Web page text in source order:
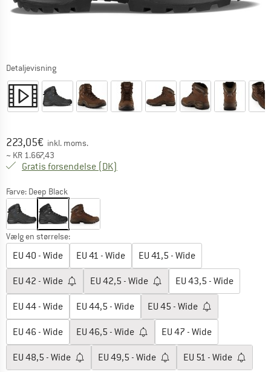
Detaljevisning
Pris:
223,05€ inkl. moms.
~ KR 1.667,43
Gratis forsendelse (DK)
Farve: Deep Black
Vælg en størrelse:
EU 40 - Wide EU 41 - Wide EU 41,5 - Wide
EU 42 - Wide EU 42,5 - Wide EU 43,5 - Wide
EU 44 - Wide EU 44,5 - Wide EU 45 - Wide
EU 46 - Wide EU 46,5 - Wide EU 47 - Wide
EU 48,5 - Wide EU 49,5 - Wide EU 51 - Wide